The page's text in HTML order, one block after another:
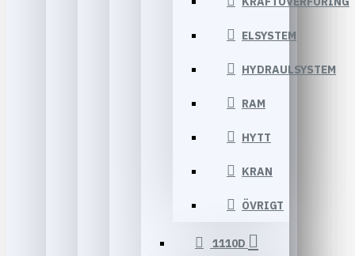
ELSYSTEM
HYDRAULSYSTEM
RAM
HYTT
KRAN
ÖVRIGT
1110D